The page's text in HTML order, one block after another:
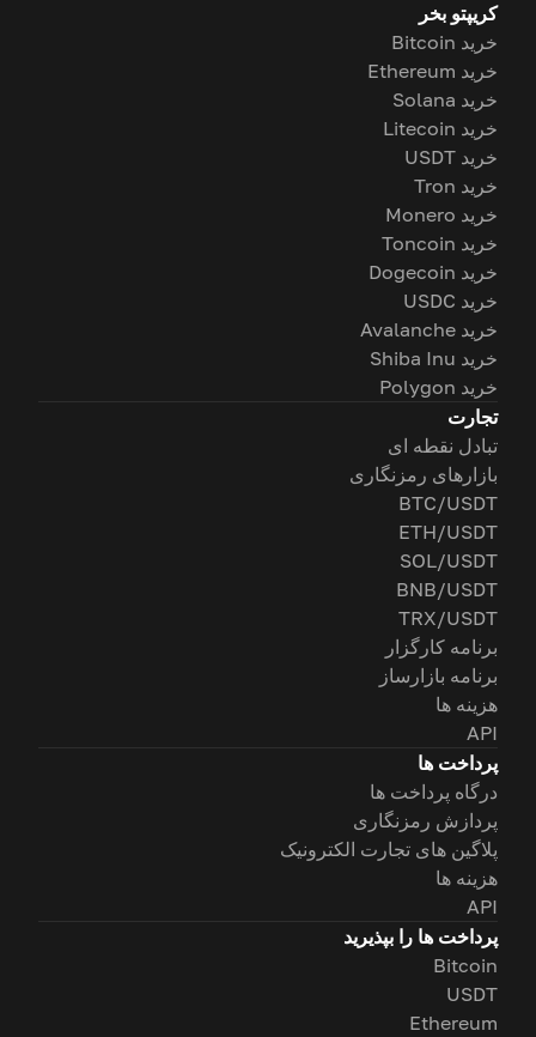
کریپتو بخر
خرید Bitcoin
خرید Ethereum
خرید Solana
خرید Litecoin
خرید USDT
خرید Tron
خرید Monero
خرید Toncoin
خرید Dogecoin
خرید USDC
خرید Avalanche
خرید Shiba Inu
خرید Polygon
تجارت
تبادل نقطه ای
بازارهای رمزنگاری
BTC/USDT
ETH/USDT
SOL/USDT
BNB/USDT
TRX/USDT
برنامه کارگزار
برنامه بازارساز
هزینه ها
API
پرداخت ها
درگاه پرداخت ها
پردازش رمزنگاری
پلاگین های تجارت الکترونیک
هزینه ها
API
پرداخت ها را بپذیرید
Bitcoin
USDT
Ethereum